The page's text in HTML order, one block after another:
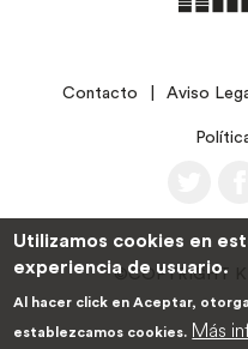
LEGALContacto Aviso
©COPYRIGHT
Utilizamos cookies en
experiencia de usuario.
Al hacer click en Aceptar,
establezcamos cookies. Más